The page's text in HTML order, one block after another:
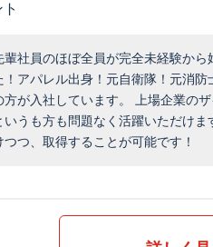
社員のほぼ全員が完全未経験から
アパレル出身！元自衛隊！元消
が入社しています。 上場企業の
いうも方も問題なく活躍いただけ
つ、取得することが可能です！